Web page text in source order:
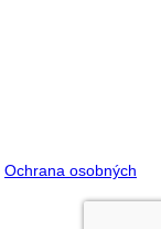
Ochrana osobných